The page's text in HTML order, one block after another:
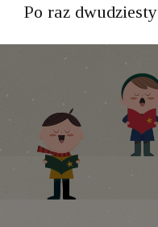
Po raz dwudziesty